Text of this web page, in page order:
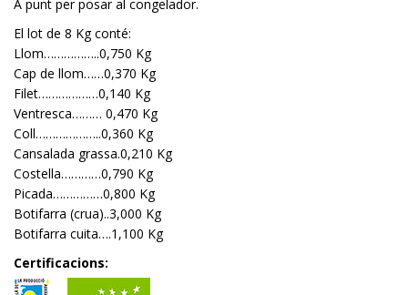
A punt per posar al congelador.
El lot de 8 Kg conté:
Llom……………..0,750 Kg
Cap de llom……0,370 Kg
Filet………………0,140 Kg
Ventresca……… 0,470 Kg
Coll………………..0,360 Kg
Cansalada grassa.0,210 Kg
Costella…………0,790 Kg
Picada……………0,800 Kg
Botifarra (crua)..3,000 Kg
Botifarra cuita….1,100 Kg
Certificacions: